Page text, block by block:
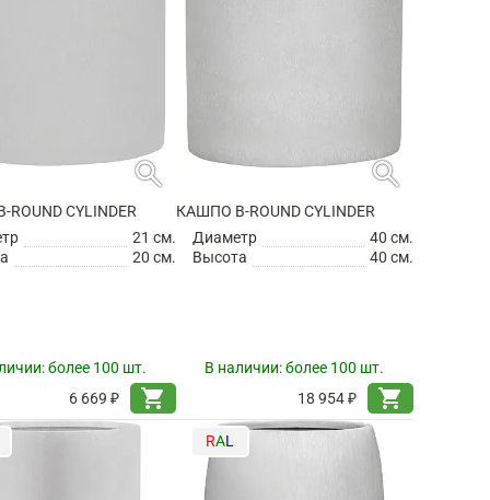
search
CYLINDER
21 см.
20 см.
более 100 шт.
6 669 ₽
shopping_cart
search
КАШПО B-ROUND CYLINDER
Диаметр
40 см.
Высота
40 см.
В наличии:более 100 шт.
18 954 ₽
shopping_cart
RAL